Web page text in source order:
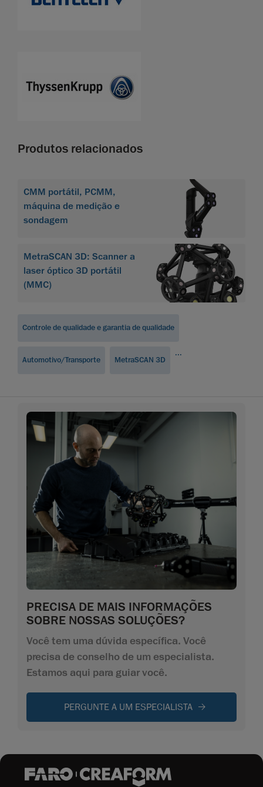
Produtos relacionados
CMM portátil, PCMM,
máquina de medição e
sondagem
MetraSCAN 3D: Scanner a
laser óptico 3D portátil
(MMC)
Controle de qualidade e garantia de qualidade
Automotivo/Transporte MetraSCAN 3D
...
PRECISA DE MAIS INFORMAÇÕES
SOBRE NOSSAS SOLUÇÕES?
Você tem uma dúvida específica. Você
precisa de conselho de um especialista.
Estamos aqui para guiar você.
PERGUNTE A UM ESPECIALISTA